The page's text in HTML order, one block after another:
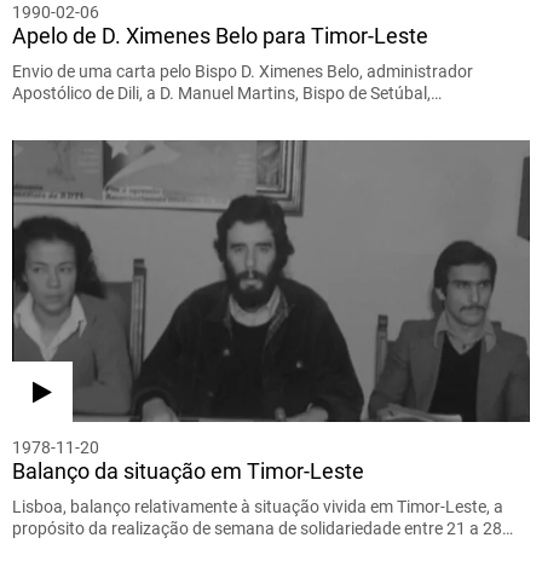
1990-02-06
Apelo de D. Ximenes Belo para Timor-Leste
Envio de uma carta pelo Bispo D. Ximenes Belo, administrador
Apostólico de Dili, a D. Manuel Martins, Bispo de Setúbal,…
1978-11-20
Balanço da situação em Timor-Leste
Lisboa, balanço relativamente à situação vivida em Timor-Leste, a
propósito da realização de semana de solidariedade entre 21 a 28…